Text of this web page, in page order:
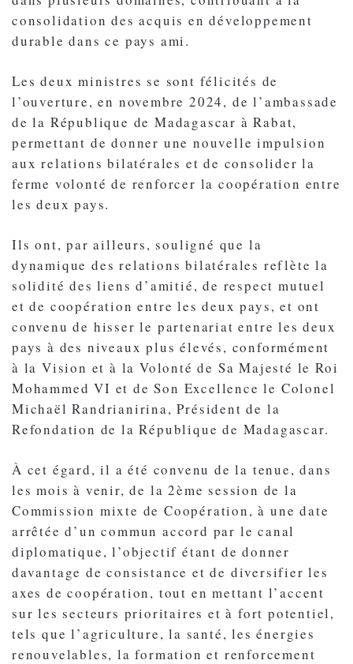
consolidation des acquis en développement
durable dans ce pays ami.
Les deux ministres se sont félicités de
l’ouverture, en novembre 2024, de l’ambassade
de la République de Madagascar à Rabat,
permettant de donner une nouvelle impulsion
aux relations bilatérales et de consolider la
ferme volonté de renforcer la coopération entre
les deux pays.
Ils ont, par ailleurs, souligné que la
dynamique des relations bilatérales reflète la
solidité des liens d’amitié, de respect mutuel
et de coopération entre les deux pays, et ont
convenu de hisser le partenariat entre les deux
pays à des niveaux plus élevés, conformément
à la Vision et à la Volonté de Sa Majesté le Roi
Mohammed VI et de Son Excellence le Colonel
Michaël Randrianirina, Président de la
Refondation de la République de Madagascar.
À cet égard, il a été convenu de la tenue, dans
les mois à venir, de la 2ème session de la
Commission mixte de Coopération, à une date
arrêtée d’un commun accord par le canal
diplomatique, l’objectif étant de donner
davantage de consistance et de diversifier les
axes de coopération, tout en mettant l’accent
sur les secteurs prioritaires et à fort potentiel,
tels que l’agriculture, la santé, les énergies
renouvelables, la formation et renforcement